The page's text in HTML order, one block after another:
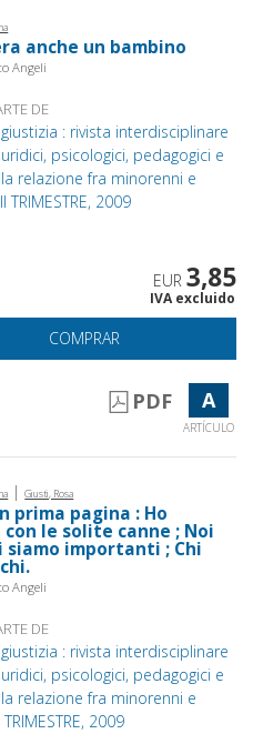
anche un bambino
Angeli
DE
: rivista interdisciplinare
psicologici, pedagogici e
relazione fra minorenni e
TRIMESTRE, 2009
EUR 3,85
IVA excluido
COMPRAR
PDF A
ARTÍCULO
| Giusti, Rosa
prima pagina : Ho
le solite canne ; Noi
siamo importanti ; Chi
Angeli
DE
: rivista interdisciplinare
psicologici, pedagogici e
relazione fra minorenni e
2009